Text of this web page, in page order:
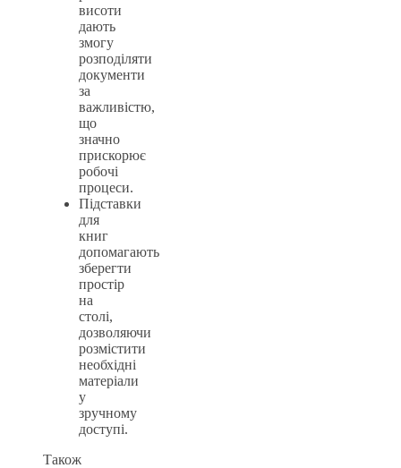
висоти
дають
змогу
розподіляти
документи
за
важливістю,
що
значно
прискорює
робочі
процеси.
Підставки
для
книг
допомагають
зберегти
простір
на
столі,
дозволяючи
розмістити
необхідні
матеріали
у
зручному
доступі.
Також